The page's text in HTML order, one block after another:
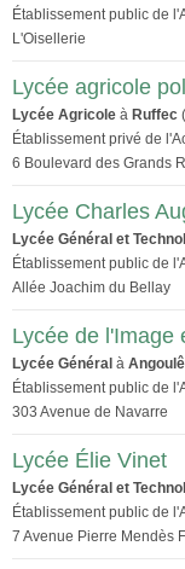
Établissement public de
L'Oisellerie
Lycée agricole
Lycée Agricole à Ruffec
Établissement privé de
6 Boulevard des Grands
Lycée Charles
Lycée Général et
Établissement public de
Allée Joachim du Bellay
Lycée de l'Image
Lycée Général à
Établissement public de
303 Avenue de Navarre
Lycée Élie Vinet
Lycée Général et
Établissement public de
7 Avenue Pierre Mendès